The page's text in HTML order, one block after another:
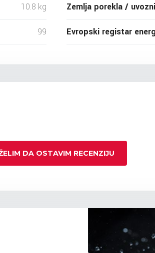
10.8 kg
99
Zemlja porekla /
Evropski registar
DA OSTAVIM RECENZIJU